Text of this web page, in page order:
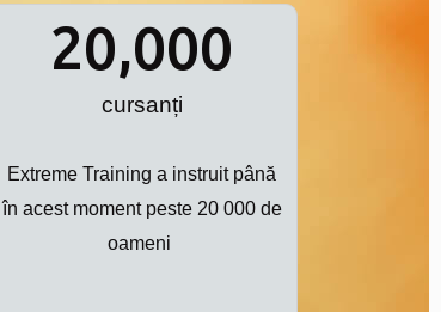
cursanți
20,000
Extreme Training a instruit până
în acest moment peste 20 000 de
oameni